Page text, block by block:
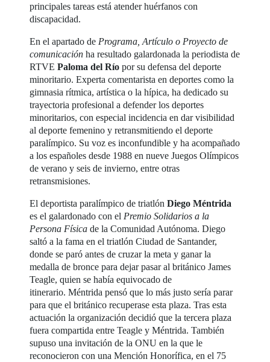
principales tareas está atender huérfanos con
discapacidad.
En el apartado de Programa, Artículo o Proyecto de
comunicación ha resultado galardonada la periodista de
RTVEPaloma del Río por su defensa del deporte
minoritario. Experta comentarista en deportes como la
gimnasia rítmica, artística o la hípica, ha dedicado su
trayectoria profesional a defender los deportes
minoritarios, con especial incidencia en dar visibilidad
al deporte femenino y retransmitiendo el deporte
paralímpico. Su voz es inconfundible y ha acompañado
a los españoles desde 1988 en nueve Juegos Olímpicos
de verano y seis de invierno, entre otras
retransmisiones.
El deportista paralímpico de triatlónDiego Méntrida
es el galardonado con el Premio Solidarios a la
Persona Física de la Comunidad Autónoma. Diego
saltó a la fama en el triatlón Ciudad de Santander,
donde se paró antes de cruzar la meta y ganar la
medalla de bronce para dejar pasar al británico James
Teagle, quien se había equivocado de
itinerario. Méntrida pensó que lo más justo sería parar
para que el británico recuperase esta plaza. Tras esta
actuación la organización decidió que la tercera plaza
fuera compartida entre Teagle y Méntrida. También
supuso una invitación de la ONU en la que le
reconocieron con una Mención Honorífica, en el 75